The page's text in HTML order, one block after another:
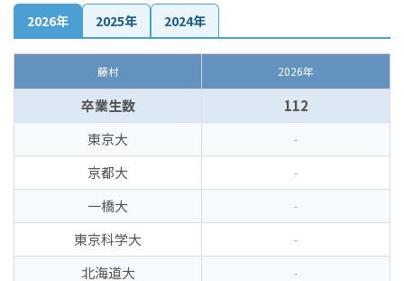
2026年 2025年 2024年
藤村 2026年
卒業生数
112
東京大
-
京都大
-
一橋大
-
東京科学大
-
北海道大
-